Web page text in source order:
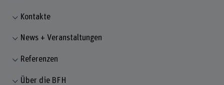
Kontakte
News + Veranstaltungen
Referenzen
Über die BFH